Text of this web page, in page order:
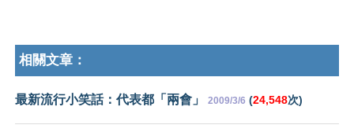
相關文章：
最新流行小笑話：代表都「兩會」 2009/3/6 (24,548次)